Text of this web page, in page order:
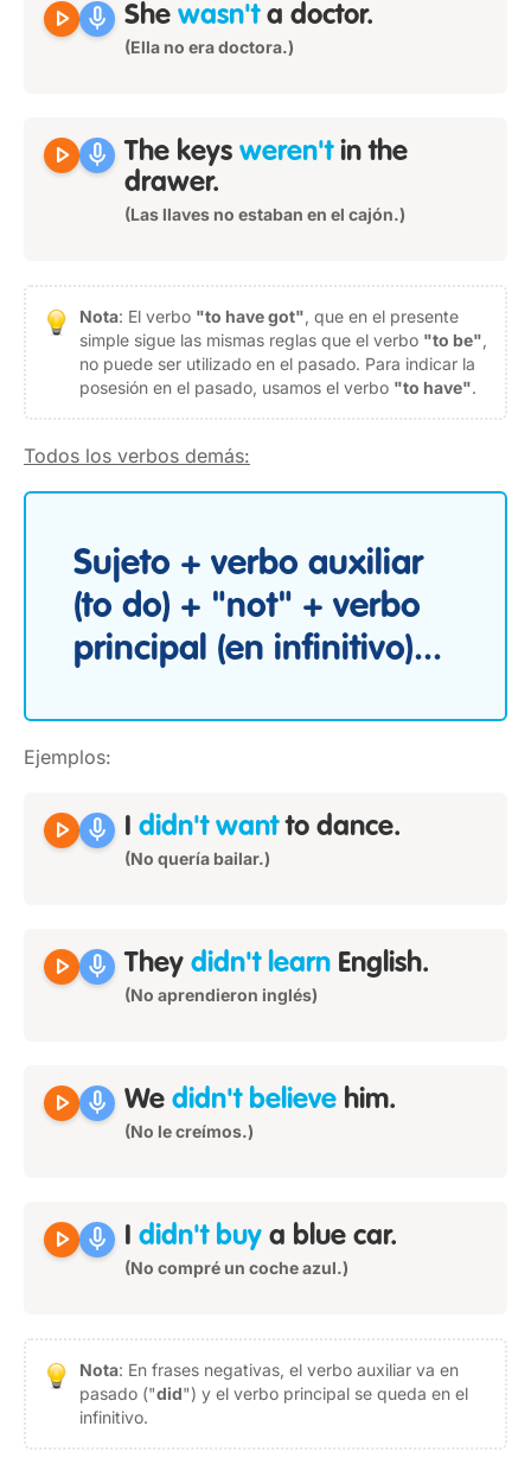
play_arrow mic She wasn'ta doctor.
(Ella no era doctora.)
play_arrow mic The keys weren'tin the
drawer.
(Las llaves no estaban en el cajón.)
Nota: El verbo "to have got", que en el presente
simple sigue las mismas reglas que el verbo "to be",
no puede ser utilizado en el pasado. Para indicar la
posesión en el pasado, usamos el verbo "to have".
Todos los verbos demás:
Sujeto + verbo auxiliar
(to do) + "not" + verbo
principal (en infinitivo)...
Ejemplos:
play_arrow mic I didn't wantto dance.
(No quería bailar.)
play_arrow mic They didn't learn English.
(No aprendieron inglés)
play_arrow mic We didn't believe him.
(No le creímos.)
play_arrow mic I didn't buy a blue car.
(No compré un coche azul.)
Nota: En frases negativas, el verbo auxiliar va en
pasado ("did") y el verbo principal se queda en el
infinitivo.